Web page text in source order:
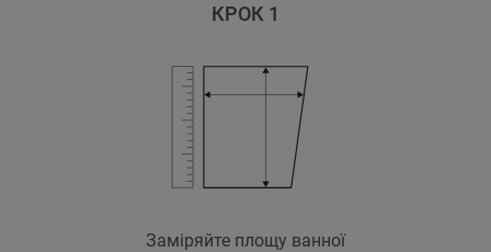
КРОК 1
Заміряйте площу ванної